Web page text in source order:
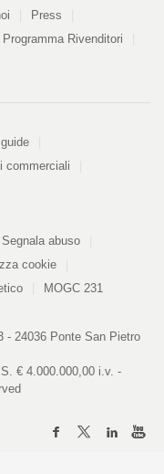
Press
Programma Rivenditori
commerciali
Segnala abuso
cookie
MOGC 231
- 24036 Ponte San Pietro
€ 4.000.000,00 i.v. -